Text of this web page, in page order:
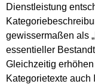
Dienstleistung
gewissermaßen als
essentieller
Gleichzeitig
Kategorietexte auch